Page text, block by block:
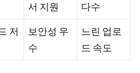
서 지원
다수
저
보안성 우
수
느린 업로
드 속도